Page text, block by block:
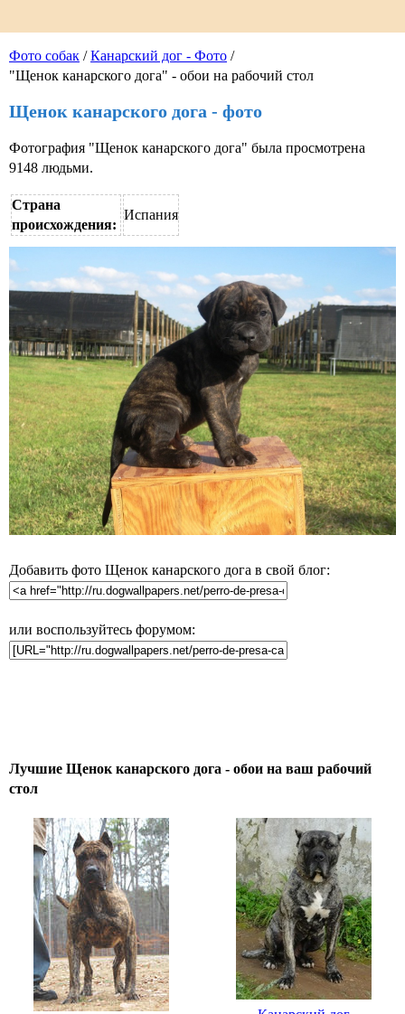
Фото собак /Канарский дог - Фото /
"Щенок канарского дога" - обои на рабочий стол
Щенок канарского дога - фото
Фотография "Щенок канарского дога" была просмотрена
9148 людьми.
Страна
происхождения:
Испания
Добавить фото Щенок канарского дога в свой блог:
или воспользуйтесь форумом:
Лучшие Щенок канарского дога - обои на ваш рабочий
стол